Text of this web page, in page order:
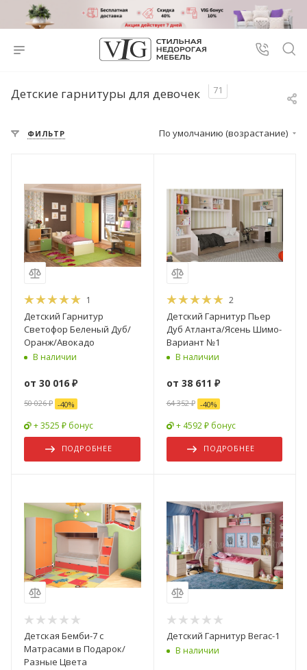
Детские гарнитуры для девочек 71
ФИЛЬТР По умолчанию (возрастание)
1
Детский Гарнитур
Светофор Беленый Дуб/
Оранж/Авокадо
В наличии
от 30 016 ₽
50 026 ₽ -40%
+ 3525 ₽ бонус
ПОДРОБНЕЕ
2
Детский Гарнитур Пьер
Дуб Атланта/Ясень Шимо-
Вариант №1
В наличии
от 38 611 ₽
64 352 ₽ -40%
+ 4592 ₽ бонус
ПОДРОБНЕЕ
Детская Бемби-7 с
Матрасами в Подарок/
Разные Цвета
Детский Гарнитур Вегас-1
В наличии